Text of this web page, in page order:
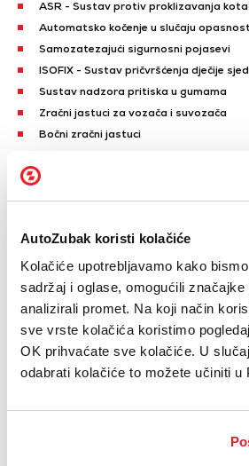
AutoZubak koristi kolačiće
Kolačiće upotrebljavamo kako
sadržaj i oglase, omogućili
analizirali promet. Na koji način
sve vrste kolačića koristimo
OK prihvaćate sve kolačiće. U
odabrati kolačiće to možete učiniti u
ASR - Sustav protiv proklizavanja
Automatsko kočenje u slučaju
Samozatezajući sigurnosni pojasevi
ISOFIX - Sustav pričvršćenja dječije
Sustav nadzora pritiska u gumama
Zračni jastuci za vozača i suvozača
Bočni zračni jastuci
Blokada upravljača
Naplatci od lake legure
Automatski klima uređaj
Centralno zaključavanje
Centralno zaključavanje s daljinskom
Električno podesiva ogledala
Električno podizanje prednjih stakala
Električno podizanje stražnjih stakala
Putno računalo